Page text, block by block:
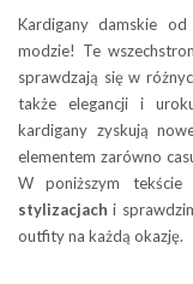
Kardigany damskie
modzie! Te
sprawdzają się w
także elegancji i
kardigany zyskują
elementem zarówno
W poniższym tekście
stylizacjach i
outfity na każdą okazję.